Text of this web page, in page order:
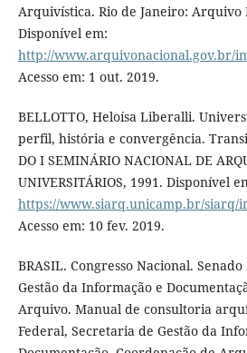
Arquivística. Rio de Janeiro: Arquivo
Disponível em:
http://www.arquivonacional.gov.br/
Acesso em: 1 out. 2019.
BELLOTTO, Heloísa Liberalli.
perfil, história e convergência.
DO I SEMINÁRIO NACIONAL DE
UNIVERSITÁRIOS, 1991. Disponível
https://www.siarq.unicamp.br/siarq/
Acesso em: 10 fev. 2019.
BRASIL. Congresso Nacional.
Gestão da Informação e
Arquivo. Manual de consultoria
Federal, Secretaria de Gestão da